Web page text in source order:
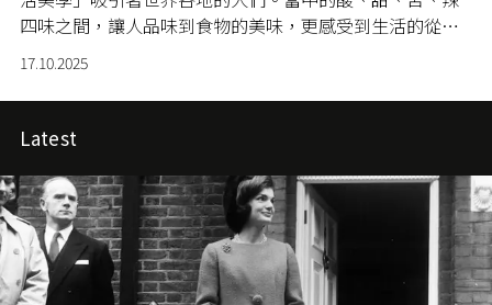
四味之間，讓人品味到食物的美味，更感受到生活的從容
馬來西亞甜點工藝的精緻呈現，再到泰式料理與北歐爆谷
創新碰撞的驚喜組合，來自東南亞的美食為香港食客們帶
來耳目一新的感官體驗。
17.10.2025
Latest